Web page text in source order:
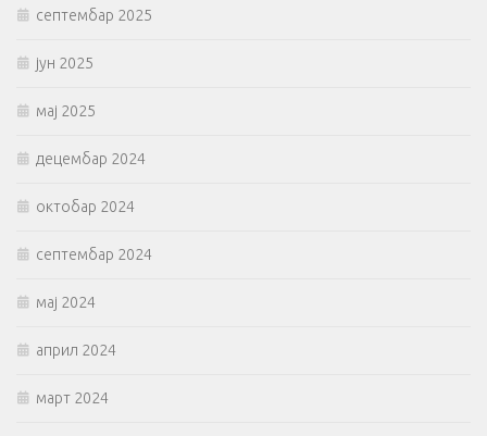
септембар 2025
јун 2025
мај 2025
децембар 2024
октобар 2024
септембар 2024
мај 2024
април 2024
март 2024